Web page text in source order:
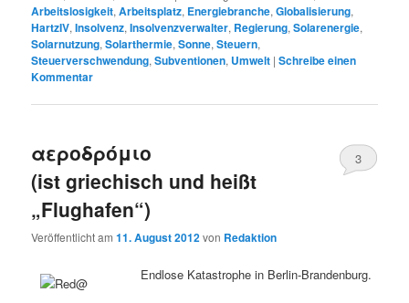
Arbeitslosigkeit,Arbeitsplatz, Energiebranche,Globalisierung,
HartzIV,Insolvenz,Insolvenzverwalter, Regierung,Solarenergie,
Solarnutzung,Solarthermie,Sonne,Steuern,
Steuerverschwendung,Subventionen, Umwelt |Schreibe einen
Kommentar
αεροδρόμιο
(ist griechisch und heißt
„Flughafen“)
Veröffentlicht am11. August 2012von Redaktion
3
Endlose Katastrophe in Berlin-Brandenburg.